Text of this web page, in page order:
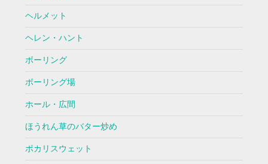
ヘルメット
ヘレン・ハント
ボーリング
ボーリング場
ホール・広間
ほうれん草のバター炒め
ポカリスウェット